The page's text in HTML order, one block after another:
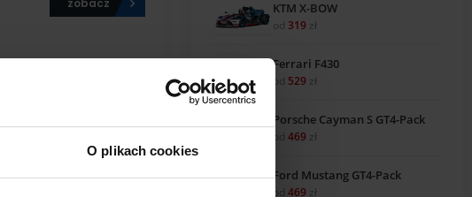
O plikach cookies
zobacz KTM X-BOW
od 319 zł
Ferrari F430
od 529 zł
Porsche Cayman S GT4-Pack
od 469 zł
Ford Mustang GT4-Pack
od 469 zł